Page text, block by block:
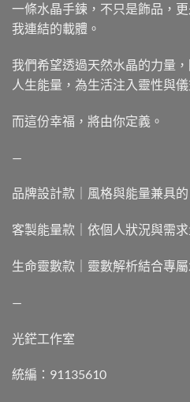
一條水晶手鍊，不只是飾品，
我連結的載體。
我們希望透過天然水晶的力量
人生能量，為生活注入靈性與儀
而這份幸福，將由你定義。
—
品牌設計款｜風格與能量兼具
客製能量款｜依個人狀況與需
生命靈數款｜靈數解析結合專
—
光鋩工作室
統編：91135610